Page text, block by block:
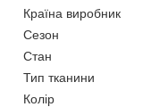
Країна виробник
Сезон
Стан
Тип тканини
Колір